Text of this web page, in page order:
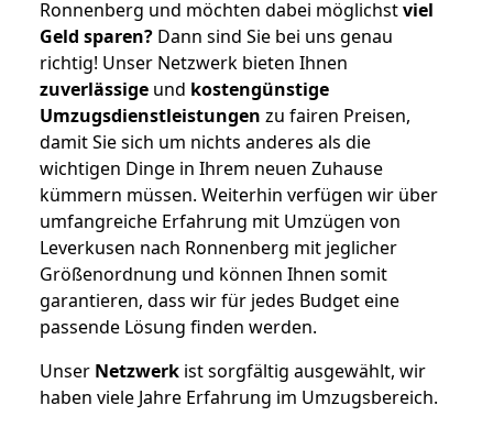
Ronnenberg und möchten dabei möglichstviel
Geld sparen? Dann sind Sie bei uns genau
richtig! Unser Netzwerk bieten Ihnen
zuverlässige und kostengünstige
Umzugsdienstleistungen zu fairen Preisen,
damit Sie sich um nichts anderes als die
wichtigen Dinge in Ihrem neuen Zuhause
kümmern müssen. Weiterhin verfügen wir über
umfangreiche Erfahrung mit Umzügen von
Leverkusen nach Ronnenberg mit jeglicher
Größenordnung und können Ihnen somit
garantieren, dass wir für jedes Budget eine
passende Lösung finden werden.
Unser Netzwerk ist sorgfältig ausgewählt, wir
haben viele Jahre Erfahrung im Umzugsbereich.